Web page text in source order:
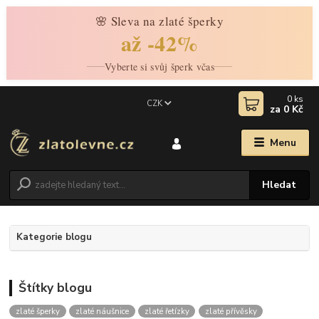
🌸 Sleva na zlaté šperky
až -42%
Vyberte si svůj šperk včas
Menu
CZK
Hledat
0 ks
za 0 Kč
Kategorie blogu
Štítky blogu
zlaté šperky zlaté náušnice zlaté řetízky
zlaté přívěsky